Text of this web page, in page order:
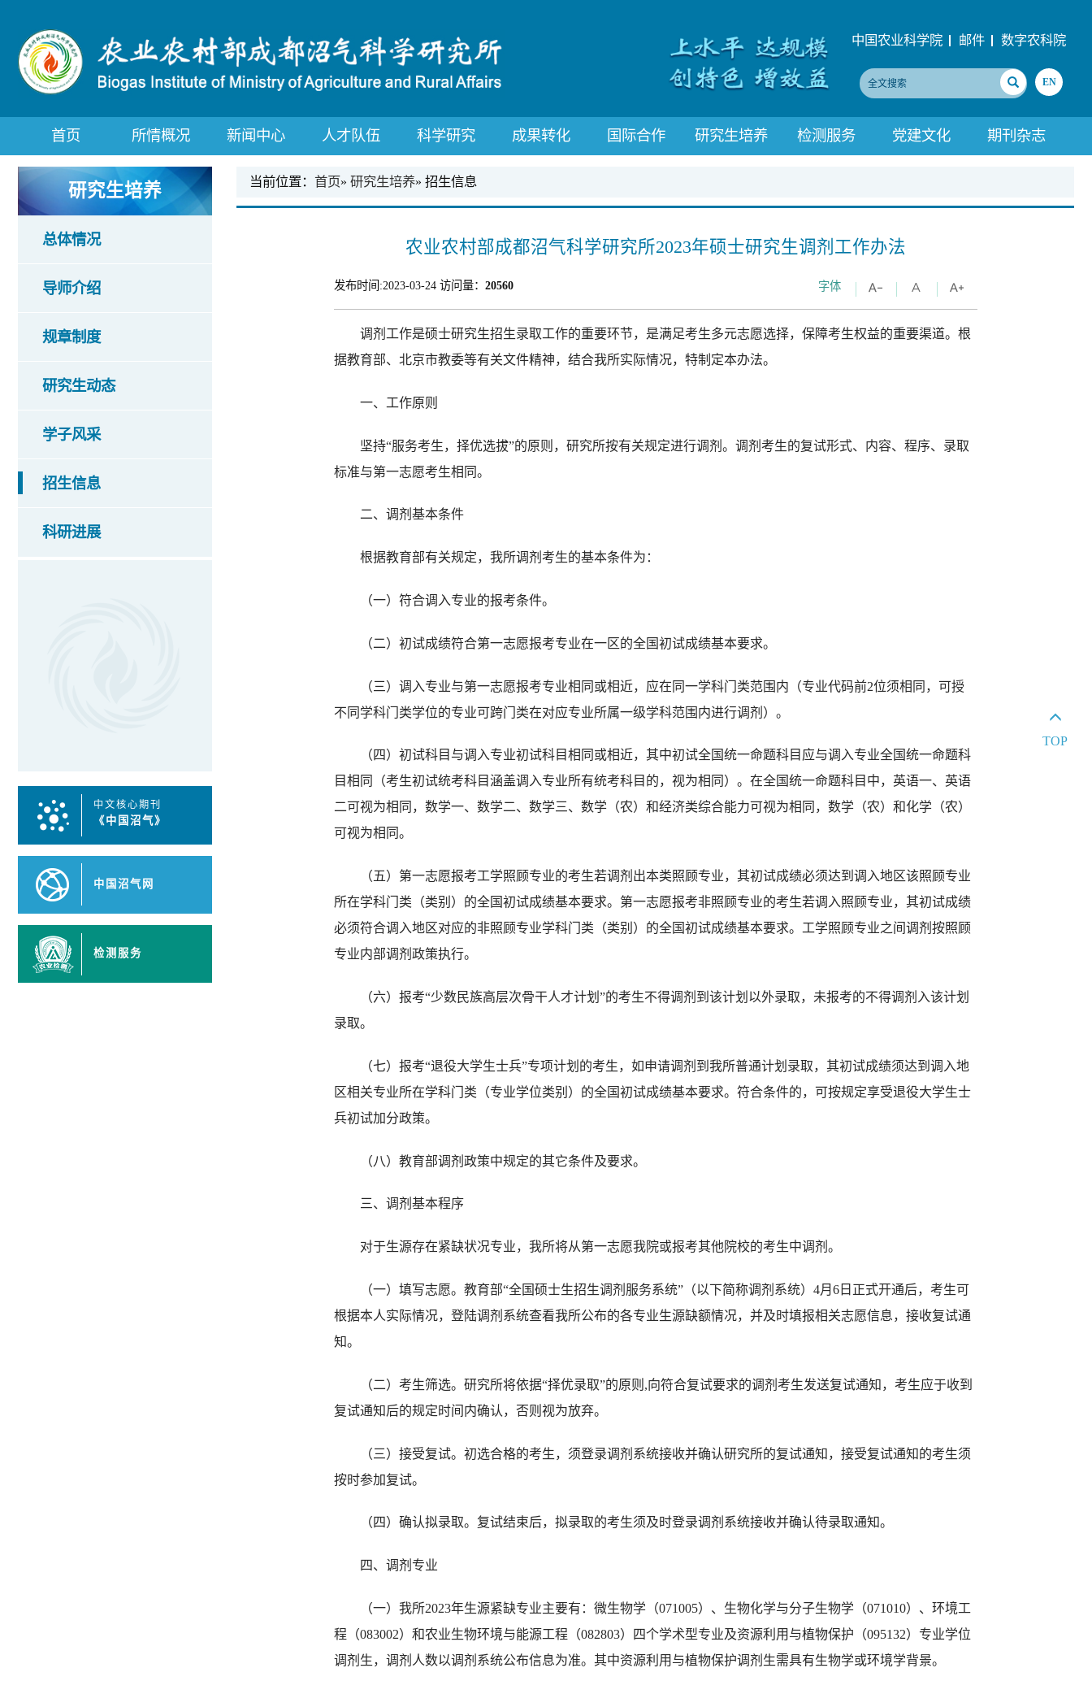
中国农业科学院 邮件 数字农科院
EN
首页 所情概况 新闻中心 人才队伍 科学研究 成果转化 国际合作 研究生培养 检测服务 党建文化 期刊杂志
研究生培养
总体情况
导师介绍
规章制度
研究生动态
学子风采
招生信息
科研进展
中文核心期刊
《中国沼气》
中国沼气网
检测服务
当前位置：首页»研究生培养» 招生信息
农业农村部成都沼气科学研究所2023年硕士研究生调剂工作办法
发布时间:2023-03-24 访问量： 20560 字体
调剂工作是硕士研究生招生录取工作的重要环节，是满足考生多元志愿选择，保障考生权益的重要渠道。根
据教育部、北京市教委等有关文件精神，结合我所实际情况，特制定本办法。
一、工作原则
坚持“服务考生，择优选拔”的原则，研究所按有关规定进行调剂。调剂考生的复试形式、内容、程序、录取
标准与第一志愿考生相同。
二、调剂基本条件
根据教育部有关规定，我所调剂考生的基本条件为：
（一）符合调入专业的报考条件。
（二）初试成绩符合第一志愿报考专业在一区的全国初试成绩基本要求。
（三）调入专业与第一志愿报考专业相同或相近，应在同一学科门类范围内（专业代码前2位须相同，可授
不同 学科门类学位的专业可跨门类在对应专业所属一级学科范围内进行调剂）。
（四）初试科目与调入专业初试科目相同或相近，其中初试全国统一命题科目应与调入专业全国统一命题科
目相同（考生初试统考科目涵盖调入专业所有统考科目的，视为相同）。在全国统一命题科目中，英语一、英语
二可视为相同，数学一、数学二、数学三、数学（农）和经济类综合能力可视为相同，数学（农）和化学（农）
可视为相同。
（五）第一志愿报考工学照顾专业的考生若调剂出本类照顾专业，其初试成绩必须达到调入地区该照顾专业
所在学科门类（类别）的全国初试成绩基本要求。第一志愿报考非照顾专业的考生若调入照顾专业，其初试成绩
必须符合调入地区对应的非照顾专业学科门类（类别）的全国初试成绩基本要求。工学照顾专业之间调剂按照顾
专业内部调剂政策执行。
（六）报考“少数民族高层次骨干人才计划”的考生不得调剂到该计划以外录取，未报考的不得调剂入该计划
录取。
（七）报考“退役大学生士兵”专项计划的考生，如申请调剂到我所普通计划录取，其初试成绩须达到调入地
区相关专业所在学科门类（专业学位类别）的全国初试成绩基本要求。符合条件的，可按规定享受退役大学生士
兵初试加分政策。
（八）教育部调剂政策中规定的其它条件及要求。
三、调剂基本程序
对于生源存在紧缺状况专业，我所将从第一志愿我院或报考其他院校的考生中调剂。
（一） 填写志愿。教育部“全国硕士生招生调剂服务系统”（以下简称调剂系统） 4月 6日正式开通后，考生可
根据本人实际情况，登陆调剂系统查看我所公布的各专业生源缺额情况，并及时填报相关志愿信息，接收复试通
知。
（二） 考生筛选。研究所将依据“择优录取”的原则 ,向符合复试要求的调剂考生发送复试通知，考生应于收到
复试通知后的规定时间内确认，否则视为放弃。
（三） 接受复试。初选合格的考生，须登录调剂系统接收并确认研究所的复试通知，接受复试通知的考生须
按时参加复试。
（四） 确认拟录取。复试结束后，拟录取的考生须及时登录调剂系统接收并确认待录取通知。
四、调剂专业
（一）我所2023年生源紧缺专业主要有： 微生物学（071005） 、生物化学与分子生物学（071010） 、环境工
程 （083002）和农业生物环境与能源工程（082803）四个学术型专业及资源利用与植物保护 （095132）专业学位
调剂生，调剂人数以调剂系统公布信息为准。其中资源利用与植物保护调剂生需具有生物学或环境学背景。
TOP